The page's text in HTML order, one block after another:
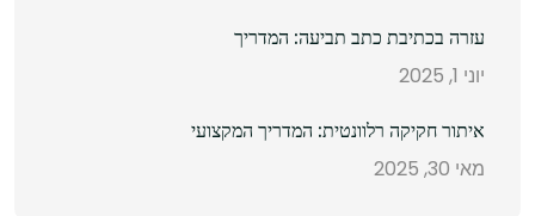
עזרה בכתיבת כתב תביעה: המדריך
יוני 1, 2025
איתור חקיקה רלוונטית: המדריך המקצועי
מאי 30, 2025